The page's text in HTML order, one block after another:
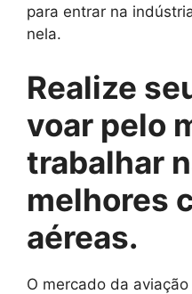
para entrar na
nela.
Realize
voar pelo
trabalhar
melhores
aéreas.
O mercado da